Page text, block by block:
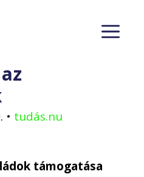
• tudás.nu
támogatása